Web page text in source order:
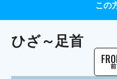
この
ひざ～足首
前